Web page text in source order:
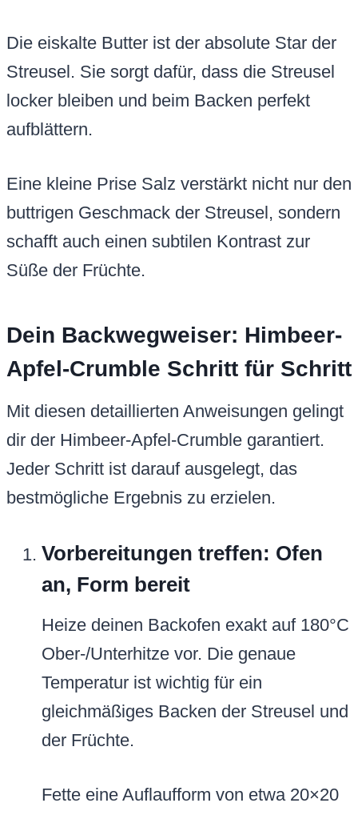
Die eiskalte Butter ist der absolute Star der
Streusel. Sie sorgt dafür, dass die Streusel
locker bleiben und beim Backen perfekt
aufblättern.
Eine kleine Prise Salz verstärkt nicht nur den
buttrigen Geschmack der Streusel, sondern
schafft auch einen subtilen Kontrast zur
Süße der Früchte.
Dein Backwegweiser: Himbeer-
Apfel-Crumble Schritt für Schritt
Mit diesen detaillierten Anweisungen gelingt
dir der Himbeer-Apfel-Crumble garantiert.
Jeder Schritt ist darauf ausgelegt, das
bestmögliche Ergebnis zu erzielen.
Vorbereitungen treffen: Ofen
an, Form bereit
Heize deinen Backofen exakt auf 180°C
Ober-/Unterhitze vor. Die genaue
Temperatur ist wichtig für ein
gleichmäßiges Backen der Streusel und
der Früchte.
Fette eine Auflaufform von etwa 20×20